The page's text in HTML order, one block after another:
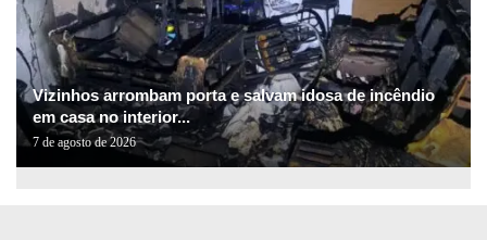
Vizinhos arrombam porta e salvam idosa de incêndio
em casa no interior...
7 de agosto de 2026